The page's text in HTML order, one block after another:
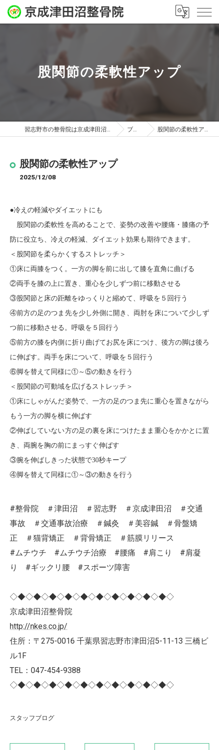
股関節の柔軟性アップ
習志野市の整骨院は京成津田沼整骨院 ブログ 股関節の柔軟性アップ
股関節の柔軟性アップ
2025/12/08
●冷えの軽減やダイエットにも
股関節の柔軟性を高めることで、姿勢の改善や腰痛・膝痛の予
防に役立ち、冷えの軽減、ダイエット効果も期待できます。
＜股関節を柔らかくするストレッチ＞
①床に両膝をつく。一方の脚を前に出して膝を直角に曲げる
②両手を膝の上に置き、重心を少しずつ前に移動させる
③股関節と床の距離をゆっくりと縮めて、呼吸を５回行う
④前方の足のつま先を少し外側に開き、両肘を床について少しず
つ前に移動させる。呼吸を５回行う
⑤前方の膝を内側に折り曲げてお尻を床につけ、後方の脚は後ろ
に伸ばす。両手を床について、呼吸を５回行う
⑥脚を替えて同様に①～⑤の動きを行う
＜股関節の可動域を広げるストレッチ＞
①床にしゃがんだ姿勢で、一方の足のつま先に重心を置きながら
もう一方の脚を横に伸ばす
②伸ばしていない方の足の裏を床につけたまま重心をかかとに置
き、両腕を胸の前にまっすぐ伸ばす
③腕を伸ばしきった状態で30秒キープ
④脚を替えて同様に①～③の動きを行う
#整骨院 ＃津田沼 ＃習志野 ＃京成津田沼 ＃交通
事故 ＃交通事故治療 ＃鍼灸 ＃美容鍼 ＃骨盤矯
正 ＃猫背矯正 ＃背骨矯正 ＃筋膜リリース
#ムチウチ #ムチウチ治療 #腰痛 #肩こり #肩凝
り #ギックリ腰 #スポーツ障害
◇◆◇◆◇◆◇◆◇◆◇◆◇◆◇◆◇◆◇◆◇
京成津田沼整骨院
http://nkes.co.jp/
住所：〒275-0016 千葉県習志野市津田沼5-11-13 三橋ビ
ル1F
TEL：047-454-9388
◇◆◇◆◇◆◇◆◇◆◇◆◇◆◇◆◇◆◇◆◇
スタッフブログ